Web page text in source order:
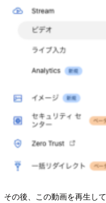
その後、この動画を再生し